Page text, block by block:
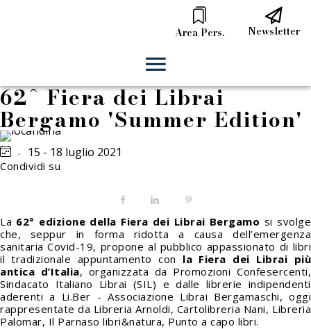
Area Pers. Newsletter
62^ Fiera dei Librai
Bergamo 'Summer Edition'
. 15 - 18 luglio 2021
Condividi su
FacebookLinkedIn
La 62° edizione della Fiera dei Librai Bergamo si svolge
che, seppur in forma ridotta a causa dell’emergenza
sanitaria Covid-19, propone al pubblico appassionato di libri
il tradizionale appuntamento con la Fiera dei Librai più
antica d’Italia, organizzata da Promozioni Confesercenti,
Sindacato Italiano Librai (SIL) e dalle librerie indipendenti
aderenti a Li.Ber - Associazione Librai Bergamaschi, oggi
rappresentate da Libreria Arnoldi, Cartolibreria Nani, Libreria
Palomar, Il Parnaso libri&natura, Punto a capo libri.